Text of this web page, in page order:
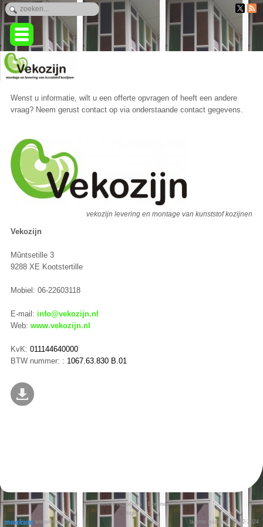
Wenst u informatie, wilt u een offerte opvragen of heeft een andere
vraag? Neem gerust contact op via onderstaande contact gegevens.
vekozijn levering en montage van kunststof kozijnen
Vekozijn
Mûntsetille 3
9288 XE Kootstertille
Mobiel: 06-22603118
E-mail: info@vekozijn.nl
Web: www.vekozijn.nl
KvK: 011144640000
BTW nummer: : 1067.63.830 B.01
website maken
666440bezoekers - 1 online
login
laatste wijziging: 17-12-2024